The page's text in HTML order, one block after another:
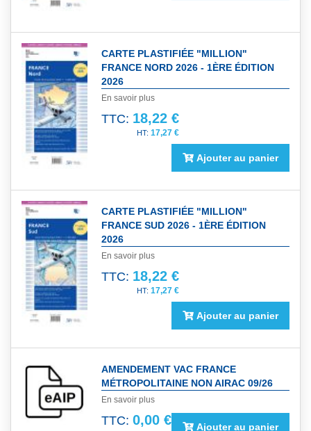
CARTE PLASTIFIÉE "MILLION"
FRANCE NORD 2026 - 1ÈRE ÉDITION
2026
En savoir plus
TTC: 18,22 €
17,27 €
Ajouter au panier
CARTE PLASTIFIÉE "MILLION"
FRANCE SUD 2026 - 1ÈRE ÉDITION
2026
En savoir plus
TTC: 18,22 €
17,27 €
Ajouter au panier
AMENDEMENT VAC FRANCE
MÉTROPOLITAINE NON AIRAC 09/26
En savoir plus
TTC: 0,00 € Ajouter au panier